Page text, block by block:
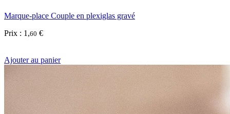
Marque-place Couple en plexiglas gravé
Prix : 1 ,60 €
Ajouter au panier